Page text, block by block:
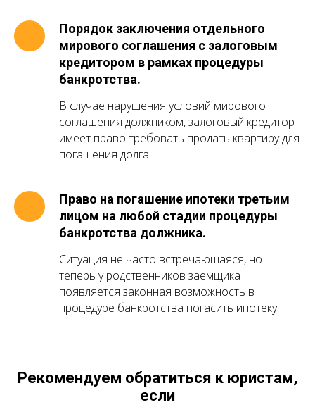
Порядок заключения отдельного
мирового соглашения с залоговым
кредитором в рамках процедуры
банкротства.
В случае нарушения условий мирового
соглашения должником, залоговый кредитор
имеет право требовать продать квартиру для
погашения долга.
Право на погашение ипотеки третьим
лицом на любой стадии процедуры
банкротства должника.
Ситуация не часто встречающаяся, но
теперь у родственников заемщика
появляется законная возможность в
процедуре банкротства погасить ипотеку.
Рекомендуем обратиться к юристам,
если